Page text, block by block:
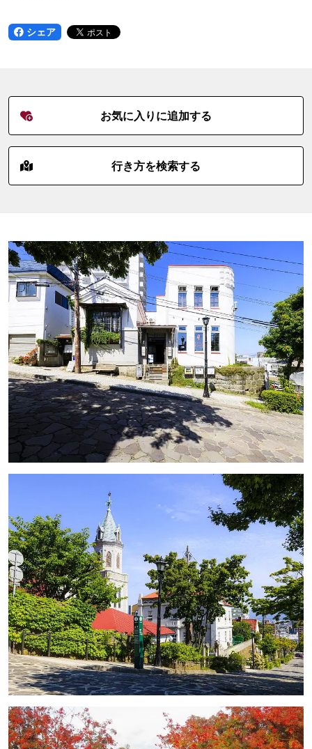
シェア
お気に入りに追加する
行き方を検索する